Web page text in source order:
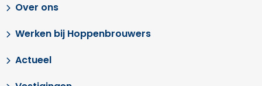
Over ons
Werken bij Hoppenbrouwers
Actueel